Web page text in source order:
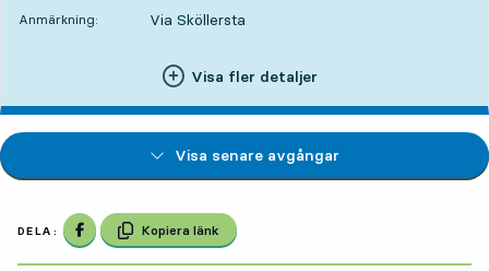
Anmärkning: Via Sköllersta
Visa fler detaljer
Visa senare avgångar
DELA: Dela på Facebook
Kopiera länk